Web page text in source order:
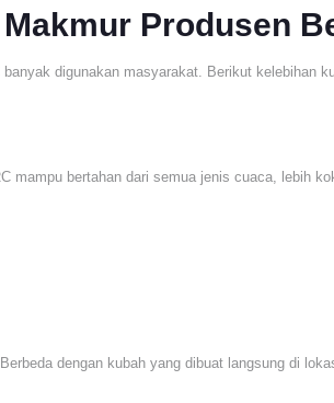
Produsen
digunakan masyarakat. Berikut kelebihan
bertahan dari semua jenis cuaca, lebih
dengan kubah yang dibuat langsung di